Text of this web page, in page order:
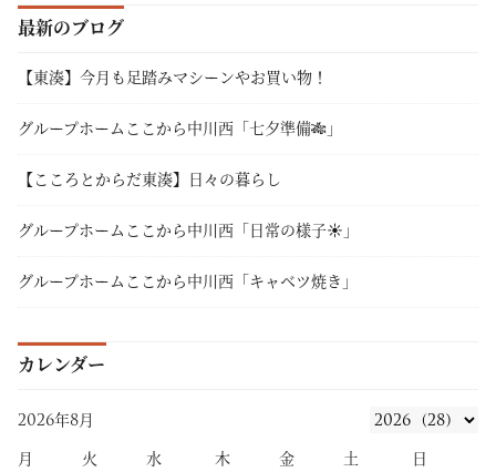
最新のブログ
【東湊】今月も足踏みマシーンやお買い物！
グループホームここから中川西「七夕準備🎋」
【こころとからだ東湊】日々の暮らし
グループホームここから中川西「日常の様子☀」
グループホームここから中川西「キャベツ焼き」
カレンダー
2026年8月
月
火 水 木 金 土
日